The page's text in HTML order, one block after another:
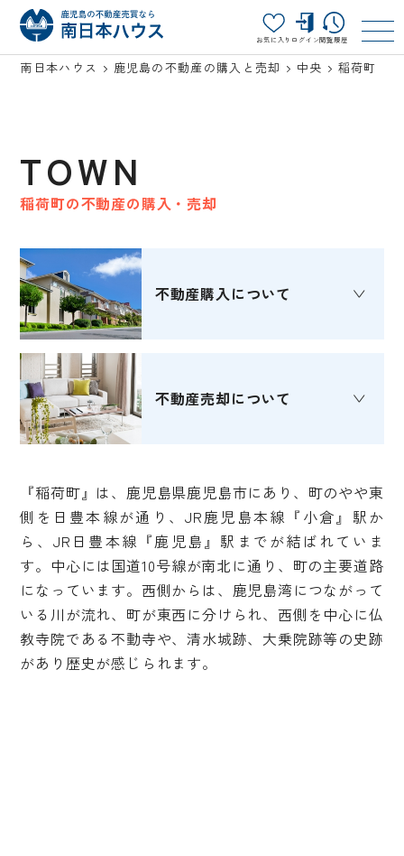
お気に入り ログイン閲覧履歴
南日本ハウス 鹿児島の不動産の購入と売却 中央 稲荷町
TOWN
稲荷町の不動産の購入・売却
不動産購入について
不動産売却について
『稲荷町』は、鹿児島県鹿児島市にあり、町のやや東
側を日豊本線が通り、JR鹿児島本線『小倉』駅か
ら、JR日豊本線『鹿児島』駅までが結ばれていま
す。中心には国道10号線が南北に通り、町の主要道路
になっています。西側からは、鹿児島湾につながって
いる川が流れ、町が東西に分けられ、西側を中心に仏
教寺院である不動寺や、清水城跡、大乗院跡等の史跡
があり歴史が感じられます。